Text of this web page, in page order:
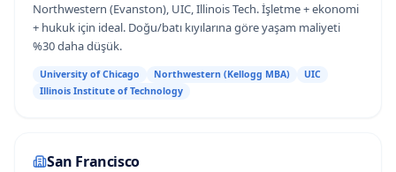
Northwestern (Evanston), UIC, Illinois Tech. İşletme + ekonomi
+ hukuk için ideal. Doğu/batı kıyılarına göre yaşam maliyeti
%30 daha düşük.
University of Chicago Northwestern (Kellogg MBA)
UIC
Illinois Institute of Technology
San Francisco